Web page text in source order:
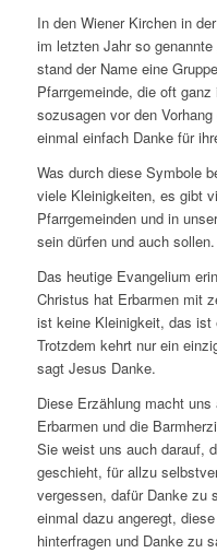
In den Wiener Kirchen in
im letzten Jahr so genannte
stand der Name eine
Pfarrgemeinde, die oft
sozusagen vor den
einmal einfach Danke für
Was durch diese Symbole
viele Kleinigkeiten, es gibt
Pfarrgemeinden und in
sein dürfen und auch sollen.
Das heutige Evangelium
Christus hat Erbarmen mit
ist keine Kleinigkeit, das ist
Trotzdem kehrt nur ein
sagt Jesus Danke.
Diese Erzählung macht
Erbarmen und die
Sie weist uns auch darauf,
geschieht, für allzu
vergessen, dafür Danke zu
einmal dazu angeregt,
hinterfragen und Danke zu